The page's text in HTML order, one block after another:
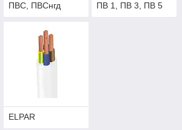
ПВС, ПВСнгд ПВ 1, ПВ 3, ПВ 5
ELPAR